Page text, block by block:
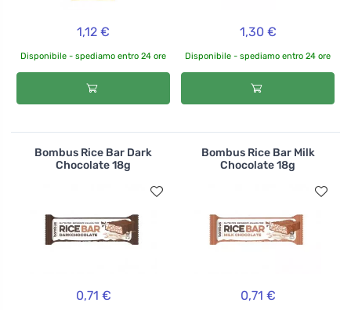
1,12 €
Disponibile - spediamo entro 24 ore
1,30 €
Disponibile - spediamo entro 24 ore
Bombus Rice Bar Dark
Chocolate 18g
0,71 €
Bombus Rice Bar Milk
Chocolate 18g
0,71 €